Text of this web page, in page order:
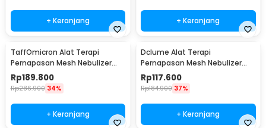
+ Keranjang + Keranjang
TaffOmicron Alat Terapi
Pernapasan Mesh Nebulizer
Inhaler Atomizer - YK-N3AA
Rp189.800
Rp286.900 34%
+ Keranjang
Dclume Alat Terapi
Pernapasan Mesh Nebulizer
Inhaler Atomizer - YM213
Rp117.600
Rp184.900 37%
+ Keranjang